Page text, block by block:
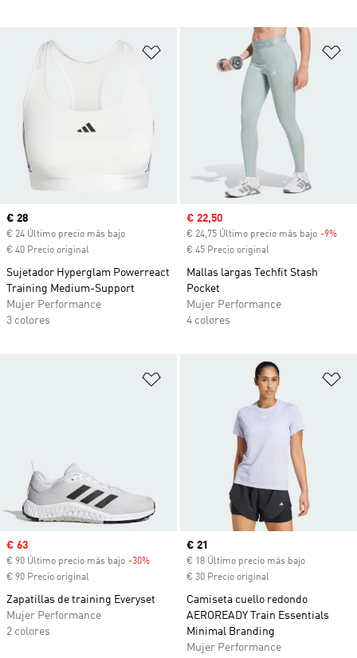
Añadir a la lista de deseos
Precio actual
€ 28
€ 24 Último precio más bajo
€ 40 Precio original
Sujetador Hyperglam Powerreact
Training Medium-Support
Mujer Performance
3 colores
Precio de venta
€ 22,50
€ 24,75 Último precio más bajo -9%
€ 45 Precio original
Mallas largas Techfit Stash
Pocket
Mujer Performance
4 colores
Añadir a la lista de deseos
Precio de venta
€ 63
€ 90 Último precio más bajo -30% Descuento
€ 90 Precio original
Zapatillas de training Everyset
Mujer Performance
2 colores
Precio actual
€ 21
€ 18 Último precio más bajo
€ 30 Precio original
Camiseta cuello redondo
AEROREADY Train Essentials
Minimal Branding
Mujer Performance